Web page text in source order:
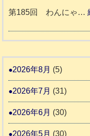
第185回 わんにゃ…
2026年8月 (5)
2026年7月 (31)
2026年6月 (30)
2026年5月 (30)